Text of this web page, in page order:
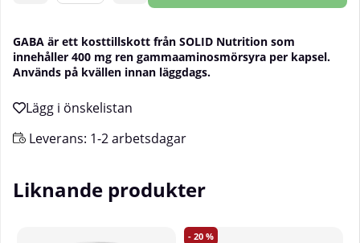
GABA är ett kosttillskott från SOLID Nutrition som
innehåller 400 mg ren gammaaminosmörsyra per kapsel.
Används på kvällen innan läggdags.
Leverans: 1-2 arbetsdagar
Liknande produkter
20